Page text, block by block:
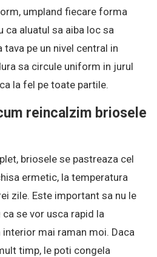
umpland fiecare forma
ca aluatul sa aiba loc sa
tava pe un nivel central in
sa circule uniform in jurul
la fel pe toate partile.
reincalzim briosele
briosele se pastreaza cel
ermetic, la temperatura
zile. Este important sa nu le
se vor usca rapid la
mai raman moi. Daca
timp, le poti congela